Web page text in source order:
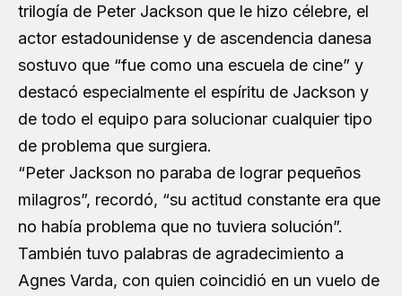
trilogía de Peter Jackson que le hizo célebre, el
actor estadounidense y de ascendencia danesa
sostuvo que “fue como una escuela de cine” y
destacó especialmente el espíritu de Jackson y
de todo el equipo para solucionar cualquier tipo
de problema que surgiera.
“Peter Jackson no paraba de lograr pequeños
milagros”, recordó, “su actitud constante era que
no había problema que no tuviera solución”.
También tuvo palabras de agradecimiento a
Agnes Varda, con quien coincidió en un vuelo de